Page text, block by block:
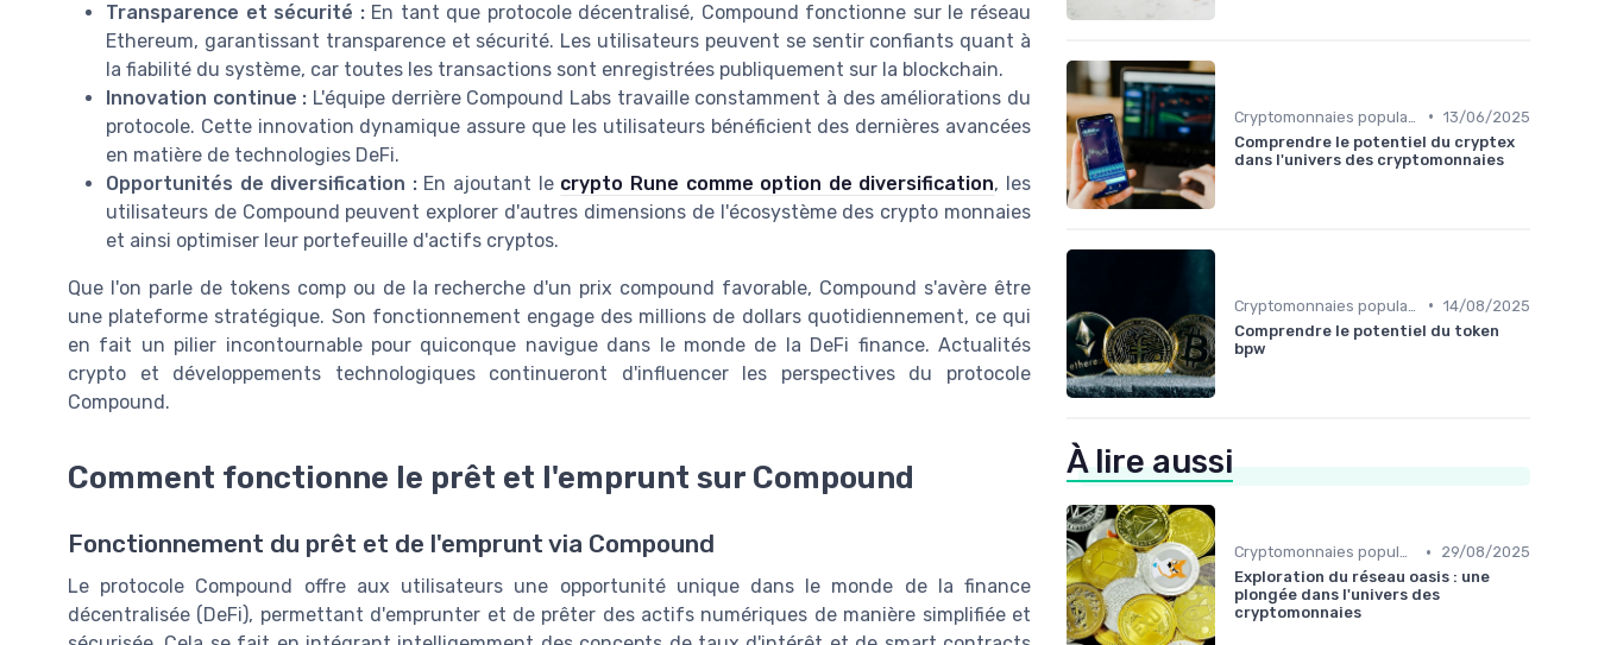
Transparence et sécurité :En tant que protocole décentralisé, Compound fonctionne sur le réseau
Ethereum, garantissant transparence et sécurité. Les utilisateurs peuvent se sentir confiants quant à
la fiabilité du système, car toutes les transactions sont enregistrées publiquement sur la blockchain.
Innovation continue : L'équipe derrière Compound Labs travaille constamment à des améliorations du
protocole. Cette innovation dynamique assure que les utilisateurs bénéficient des dernières avancées
en matière de technologies DeFi.
Opportunités de diversification :En ajoutant le crypto Rune comme option de diversification, les
utilisateurs de Compound peuvent explorer d'autres dimensions de l'écosystème des crypto monnaies
et ainsi optimiser leur portefeuille d'actifs cryptos.
Que l'on parle de tokens comp ou de la recherche d'un prix compound favorable, Compound s'avère être
une plateforme stratégique. Son fonctionnement engage des millions de dollars quotidiennement, ce qui
en fait un pilier incontournable pour quiconque navigue dans le monde de la DeFi finance. Actualités
crypto et développements technologiques continueront d'influencer les perspectives du protocole
Compound.
Comment fonctionne le prêt et l'emprunt sur Compound
Fonctionnement du prêt et de l'emprunt via Compound
Le protocole Compound offre aux utilisateurs une opportunité unique dans le monde de la finance
décentralisée (DeFi), permettant d'emprunter et de prêter des actifs numériques de manière simplifiée et
• 13/06/2025
Comprendre le potentiel du cryptex
dans l'univers des cryptomonnaies
• 14/08/2025
Comprendre le potentiel du token
bpw
À lire aussi
Cryptomonnaies populaires •
29/08/2025
Exploration du réseau oasis : une
plongée dans l'univers des
cryptomonnaies